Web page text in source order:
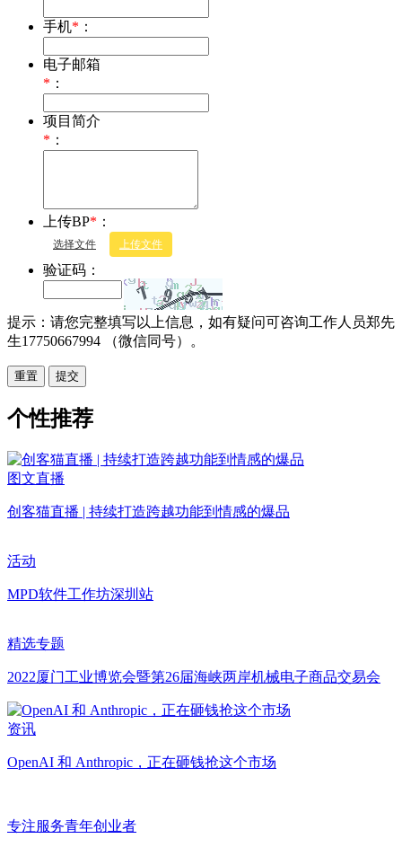
手机* ：
电子邮箱
* ：
项目简介
* ：
上传BP* ：
选择文件 上传文件
验证码：
提示：请您完整填写以上信息，如有疑问可咨询工作人员郑先
生17750667994 （微信同号）。
重置
个性推荐
图文直播
创客猫直播 | 持续打造跨越功能到情感的爆品
活动
MPD软件工作坊深圳站
精选专题
2022厦门工业博览会暨第26届海峡两岸机械电子商品交易会
资讯
OpenAI 和 Anthropic，正在砸钱抢这个市场
专注服务青年创业者